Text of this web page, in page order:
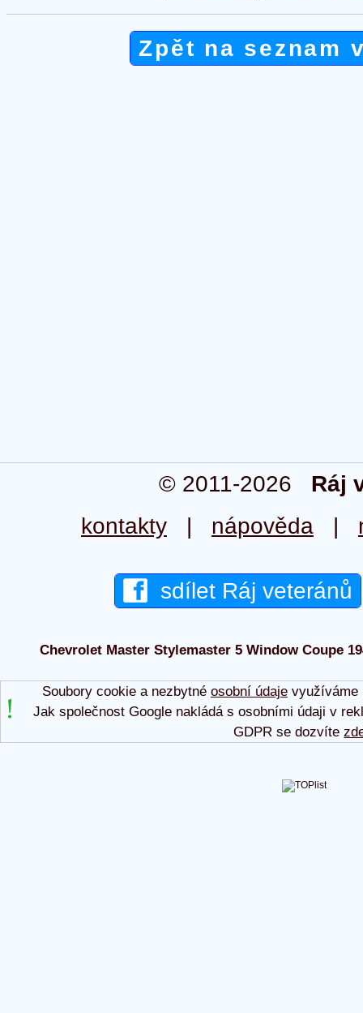
Zpět na seznam
© 2011-2026 Ráj
kontakty | nápověda |
sdílet Ráj veteránů
Chevrolet Master Stylemaster 5 Window Coupe
Soubory cookie a nezbytné osobní údajevyužíváme
Jak společnost Google nakládá s osobními údaji v
GDPR se dozvíte